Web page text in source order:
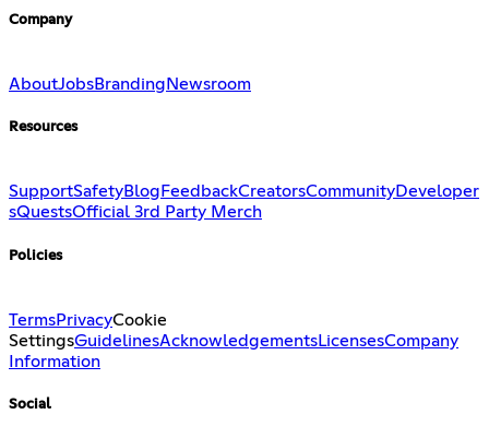
Company
AboutJobsBranding Newsroom
Resources
SupportSafetyBlog FeedbackCreatorsCommunityDeveloper
sQuestsOfficial 3rd Party Merch
Policies
TermsPrivacyCookie
SettingsGuidelinesAcknowledgementsLicensesCompany
Information
Social